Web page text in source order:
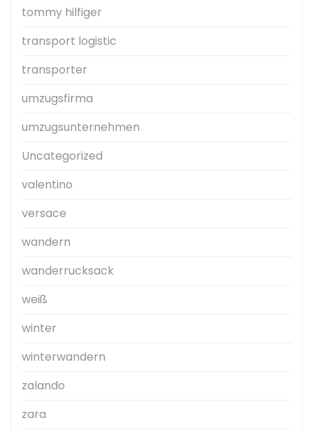
tommy hilfiger
transport logistic
transporter
umzugsfirma
umzugsunternehmen
Uncategorized
valentino
versace
wandern
wanderrucksack
weiß
winter
winterwandern
zalando
zara